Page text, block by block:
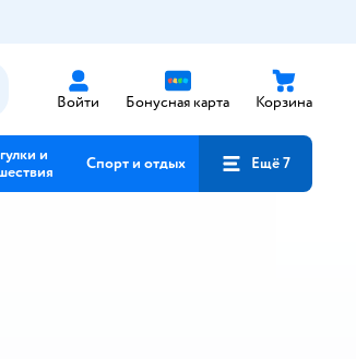
Войти Бонусная карта Корзина
и
Спорт и отдых Ещё 7